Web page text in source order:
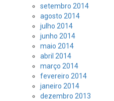
setembro 2014
agosto 2014
julho 2014
junho 2014
maio 2014
abril 2014
março 2014
fevereiro 2014
janeiro 2014
dezembro 2013